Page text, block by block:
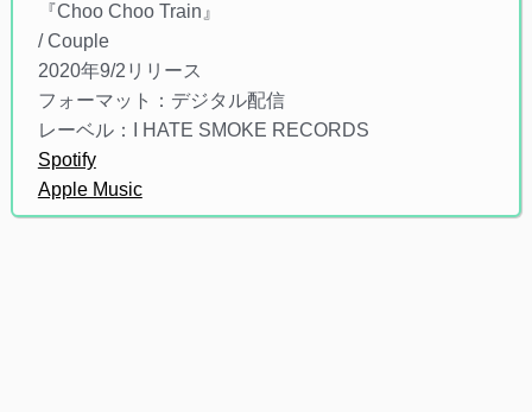
『Choo Choo Train』
/ Couple
2020年9/2リリース
フォーマット：デジタル配信
レーベル：I HATE SMOKE RECORDS
Spotify
Apple Music